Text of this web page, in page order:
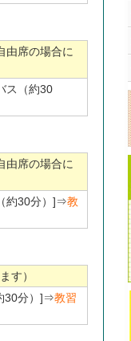
由席の場合に
ス（約30
由席の場合に
約30分）]⇒教
す）
30分）]⇒教習